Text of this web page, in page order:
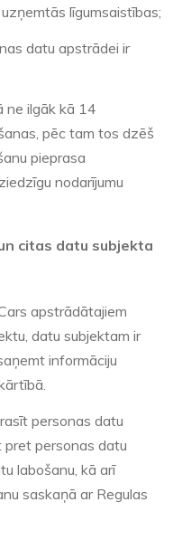
līgumsaistības;
datu apstrādei ir
ne ilgāk kā 14
pēc tam tos dzēš
pieprasa
nodarījumu
citas datu subjekta
apstrādātajiem
datu subjektam ir
informāciju
personas datu
pret personas datu
labošanu, kā arī
saskaņā ar Regulas